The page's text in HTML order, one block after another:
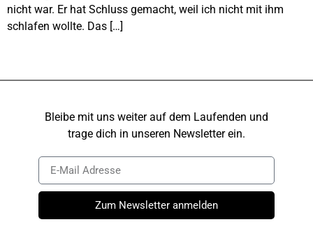
nicht war. Er hat Schluss gemacht, weil ich nicht mit ihm
schlafen wollte. Das […]
Bleibe mit uns weiter auf dem Laufenden und
trage dich in unseren Newsletter ein.
Zum Newsletter anmelden